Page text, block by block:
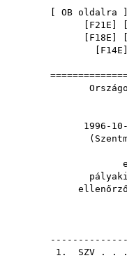
OB oldalra
F21E
F18E
F14E
1996-10-
1. SZV . . .